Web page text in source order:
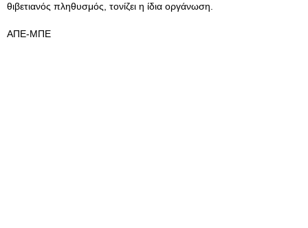
θιβετιανός πληθυσμός, τονίζει η ίδια οργάνωση.
ΑΠΕ-ΜΠΕ